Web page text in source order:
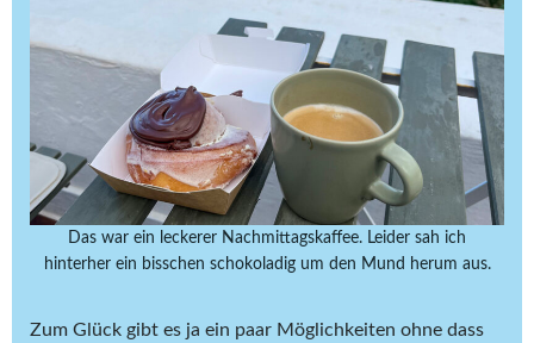
Das war ein leckerer Nachmittagskaffee. Leider sah ich
hinterher ein bisschen schokoladig um den Mund herum aus.
Zum Glück gibt es ja ein paar Möglichkeiten ohne dass